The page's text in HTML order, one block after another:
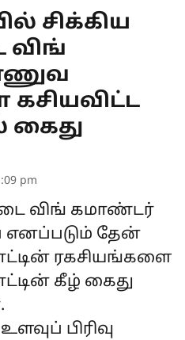
சிக்கிய
விங்
கைது
pm
விங் கமாண்டர்
எனப்படும் தேன்
ரகசியங்களை
கீழ் கைது
உளவுப் பிரிவு